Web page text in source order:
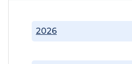
2026